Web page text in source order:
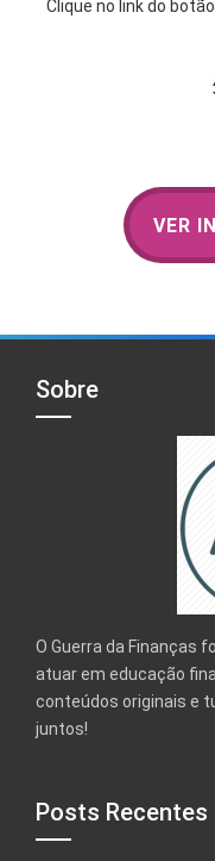
Clique no link do
VER
Sobre
O Guerra da Finanças
atuar em educação
conteúdos originais e
juntos!
Posts Recentes